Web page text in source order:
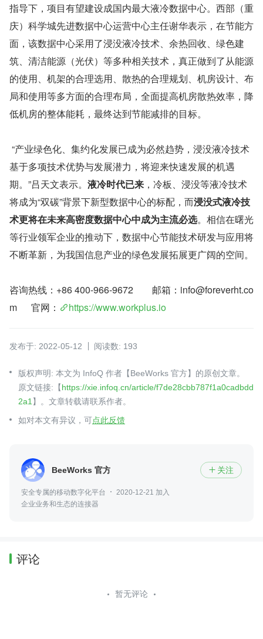
指导下，项目有望建设成国内最大液冷数据中心。西部（重
庆）科学城先进数据中心运营中心主任谢华表示，在节能方
面，该数据中心采用了浸没液冷技术、余热回收、绿色建
筑、清洁能源（光伏）等多种相关技术，真正做到了从能源
的使用、机架的合理选用、散热的合理规划、机房设计、布
局和使用等多方面的合理布局，全面提高机房散热效率，降
低机房的整体能耗，最终达到节能减排的目标。
“产业绿色化、集约化发展已成为必然趋势，浸没液冷技术
基于多项技术优势与发展潜力，将迎来快速发展的机遇
期。”吕天文表示。 液冷时代已来 ，冷板、浸没等液冷技术
将成为“双碳”背景下新型数据中心的标配，而浸没式液冷技
术更将在未来高密度数据中心中成为主流必选。相信在曙光
等行业领军企业的推动下，数据中心节能技术研发与应用将
不断革新，为我国信息产业的绿色发展拓展更广阔的空间。
咨询热线：+86 400-966-9672        邮箱：info@foreverht.co
m      官网：
https://www.workplus.io
发布于: 2022-05-12 阅读数: 193
版权声明: 本文为 InfoQ 作者【BeeWorks 官方】的原创文章。
原文链接:【https://xie.infoq.cn/article/f7de28cbb787f1a0cadbdd
2a1】。文章转载请联系作者。
如对本文有异议，可点此反馈
BeeWorks 官方  关注
安全专属的移动数字化平台
2020-12-21 加入
企业业务和生态的连接器
评论
暂无评论